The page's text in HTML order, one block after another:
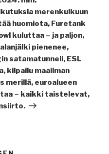
merenkulkuun
huomiota, Furetank
kuluttaa – ja paljon,
pienenee,
satamatunneli, ESL
kilpailu maailman
merillä, euroalueen
– kaikki taistelevat,